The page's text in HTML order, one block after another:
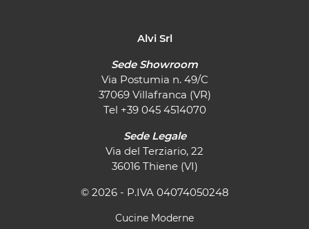
Alvi Srl
Sede Showroom
Via Postumia n. 49/C
37069 Villafranca (VR)
Tel +39 045 4514070
Sede Legale
Via del Terziario, 22
36016 Thiene (VI)
© 2026 - P.IVA 04074050248
Cucine Moderne